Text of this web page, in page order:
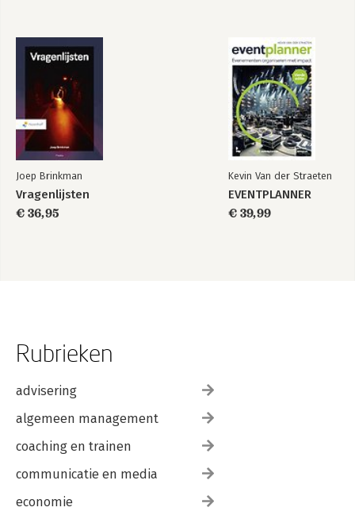
Joep Brinkman
Vragenlijsten
€ 36,95
Kevin Van der Straeten
EVENTPLANNER
€ 39,99
Rubrieken
advisering
algemeen management
coaching en trainen
communicatie en media
economie